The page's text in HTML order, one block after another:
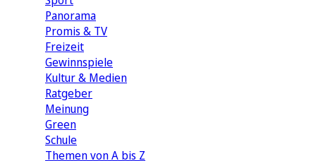
Panorama
Promis & TV
Freizeit
Gewinnspiele
Kultur & Medien
Ratgeber
Meinung
Green
Schule
Themen von A bis Z